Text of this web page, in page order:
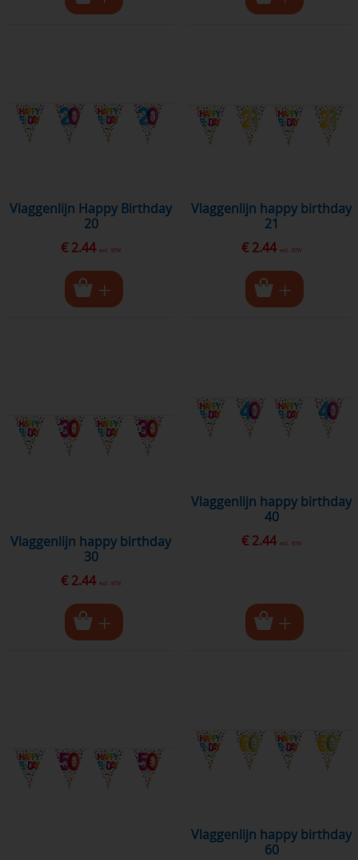
vlaggenlijn Happy Birthday
20
€ 2.44 excl. BTW
vlaggenlijn happy birthday
21
€ 2.44 excl. BTW
vlaggenlijn happy birthday
30
€ 2.44 excl. BTW
vlaggenlijn happy birthday
40
€ 2.44 excl. BTW
vlaggenlijn happy birthday
60